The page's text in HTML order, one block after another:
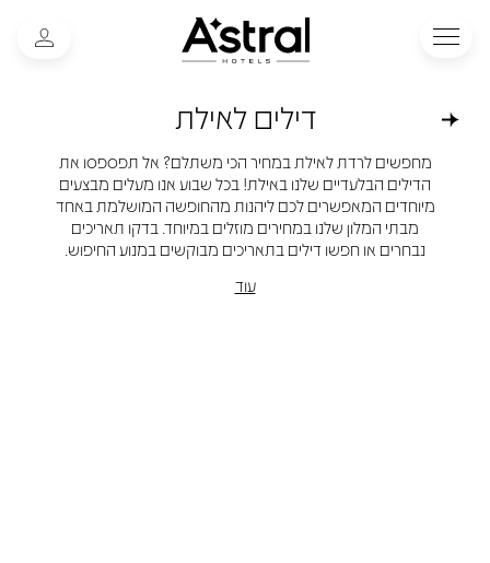
דילים לאילת
מחפשים לרדת לאילת במחיר הכי משתלם? אל תפספסו את
הדילים הבלעדיים שלנו באילת! בכל שבוע אנו מעלים מבצעים
מיוחדים המאפשרים לכם ליהנות מהחופשה המושלמת באחד
מבתי המלון שלנו במחירים מוזלים במיוחד. בדקו תאריכים
נבחרים או חפשו דילים בתאריכים מבוקשים במנוע החיפוש.
עוד